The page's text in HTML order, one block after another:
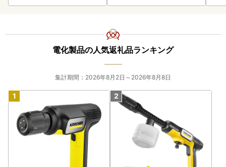
電化製品の人気返礼品ランキング
集計期間：2026年8月2日～2026年8月8日